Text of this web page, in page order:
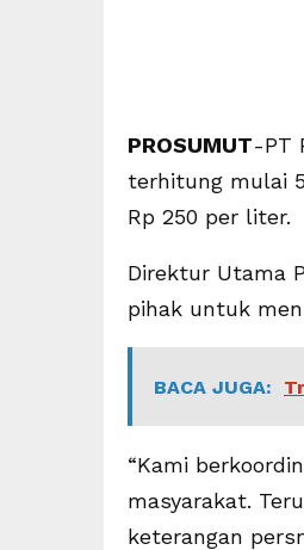
PROSUMUT-PT
terhitung mulai 5
Rp 250 per liter.
Direktur Utama
pihak untuk
BACA JUGA:
“Kami
masyarakat.
keterangan